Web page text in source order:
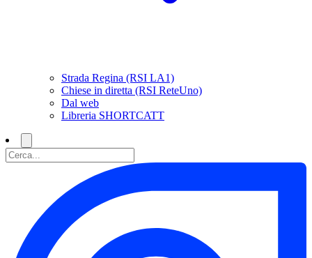
Strada Regina (RSI LA1)
Chiese in diretta (RSI ReteUno)
Dal web
Libreria SHORTCATT